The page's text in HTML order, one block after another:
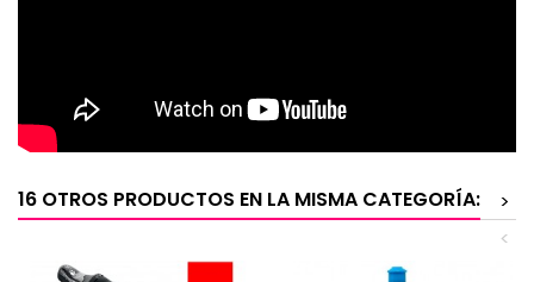
16 OTROS PRODUCTOS EN LA MISMA CATEGORÍA:
>
<